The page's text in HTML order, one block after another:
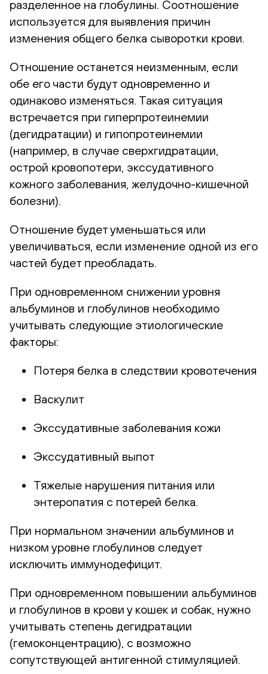
разделенное на глобулины. Соотношение
используется для выявления причин
изменения общего белка сыворотки крови.
Отношение останется неизменным, если
обе его части будут одновременно и
одинаково изменяться. Такая ситуация
встречается при гиперпротеинемии
(дегидратации) и гипопротеинемии
(например, в случае сверхгидратации,
острой кровопотери, экссудативного
кожного заболевания, желудочно-кишечной
болезни).
Отношение будет уменьшаться или
увеличиваться, если изменение одной из его
частей будет преобладать.
При одновременном снижении уровня
альбуминов и глобулинов необходимо
учитывать следующие этиологические
факторы:
Потеря белка в следствии кровотечения
Васкулит
Экссудативные заболевания кожи
Экссудативный выпот
Тяжелые нарушения питания или
энтеропатия с потерей белка.
При нормальном значении альбуминов и
низком уровне глобулинов следует
исключить иммунодефицит.
При одновременном повышении альбуминов
и глобулинов в крови у кошек и собак, нужно
учитывать степень дегидратации
(гемоконцентрацию), с возможно
сопутствующей антигенной стимуляцией.